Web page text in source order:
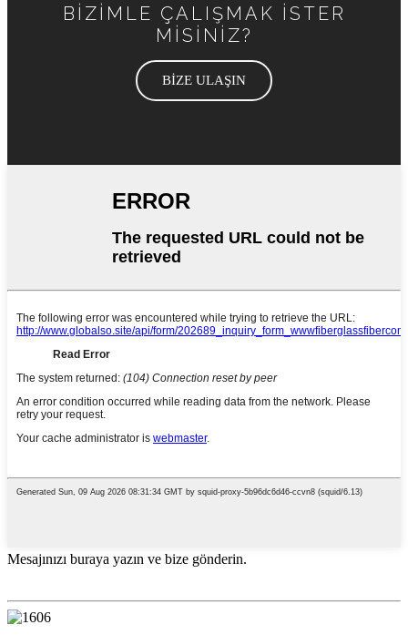
BİZİMLE ÇALIŞMAK İSTER
MİSİNİZ?
BİZE ULAŞIN
Mesajınızı buraya yazın ve bize gönderin.